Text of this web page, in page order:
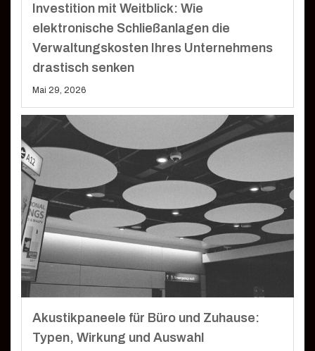
Investition mit Weitblick: Wie
elektronische Schließanlagen die
Verwaltungskosten Ihres Unternehmens
drastisch senken
Mai 29, 2026
Akustikpaneele für Büro und Zuhause:
Typen, Wirkung und Auswahl